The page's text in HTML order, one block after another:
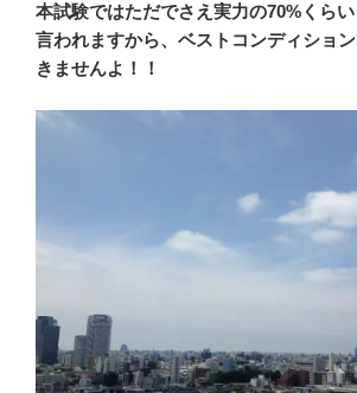
本試験ではただでさえ実力の70%くら
言われますから、ベストコンディショ
きませんよ！！